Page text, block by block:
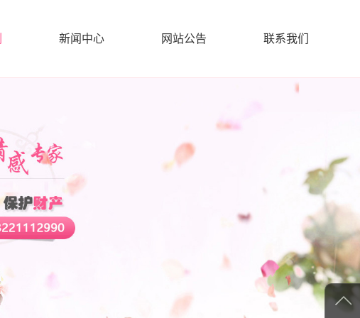
新闻中心 网站公告 联系我们